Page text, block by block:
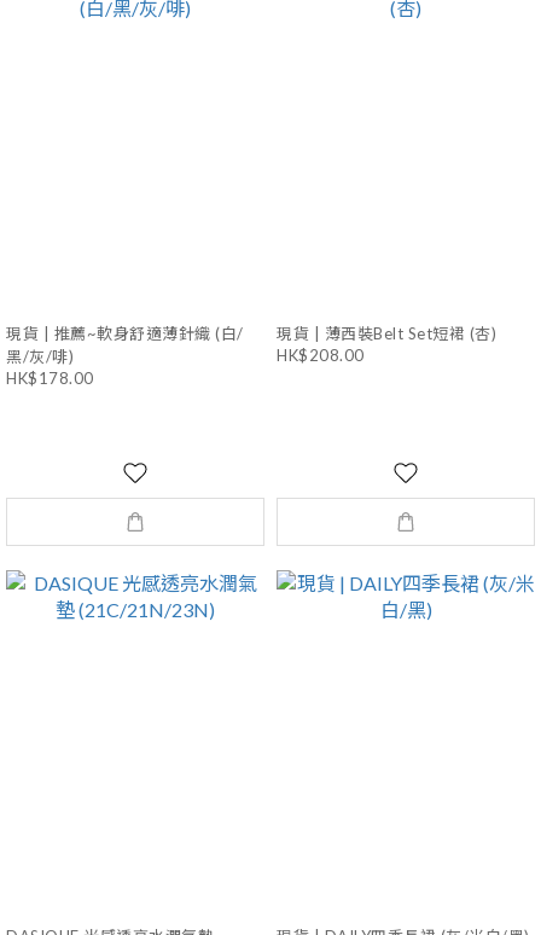
現貨 | 推薦~軟身舒適薄針織 (白/
黑/灰/啡)
HK$178.00
現貨 | 薄西裝Belt Set短裙 (杏)
HK$208.00